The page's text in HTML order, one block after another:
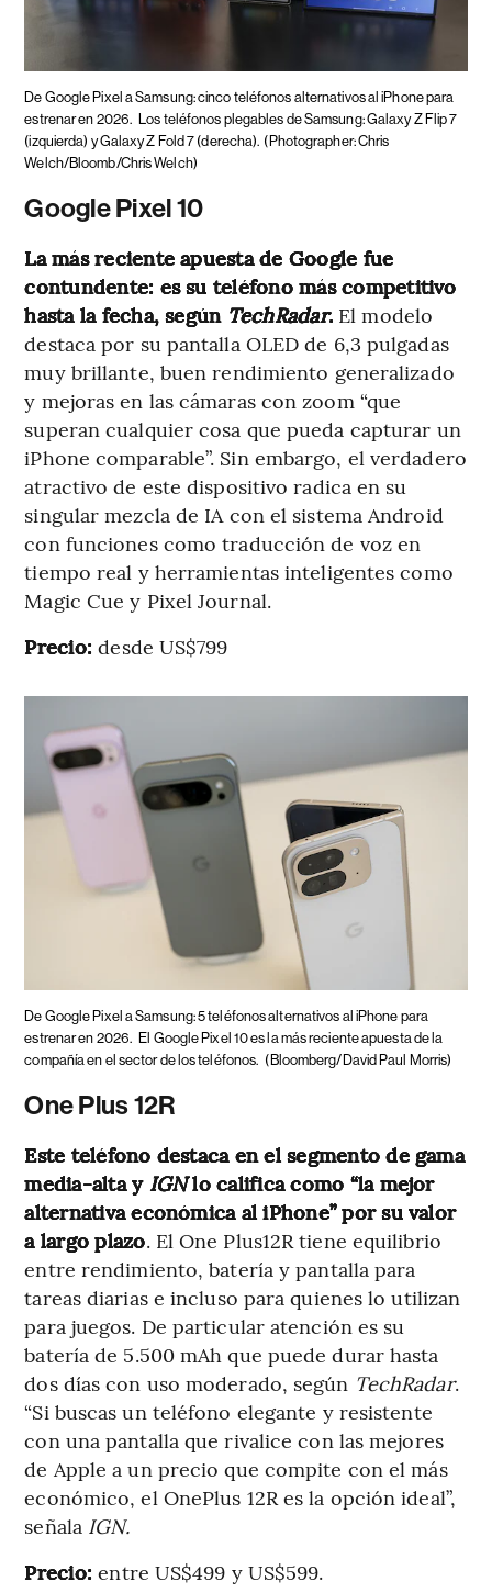
De Google Pixel a Samsung: cinco teléfonos alternativos al iPhone para
estrenar en 2026. Los teléfonos plegables de Samsung: Galaxy Z Flip 7
(izquierda) y Galaxy Z Fold 7 (derecha). (Photographer: Chris
Welch/Bloomb/Chris Welch)
Google Pixel 10
La más reciente apuesta de Google fue
contundente: es su teléfono más competitivo
hasta la fecha, según TechRadar. El modelo
destaca por su pantalla OLED de 6,3 pulgadas
muy brillante, buen rendimiento generalizado
y mejoras en las cámaras con zoom “que
superan cualquier cosa que pueda capturar un
iPhone comparable”. Sin embargo, el verdadero
atractivo de este dispositivo radica en su
singular mezcla de IA con el sistema Android
con funciones como traducción de voz en
tiempo real y herramientas inteligentes como
Magic Cue y Pixel Journal.
Precio:desde US$799
De Google Pixel a Samsung: 5 teléfonos alternativos al iPhone para
estrenar en 2026. El Google Pixel 10 es la más reciente apuesta de la
compañía en el sector de los teléfonos. (Bloomberg/David Paul Morris)
One Plus 12R
Este teléfono destaca en el segmento de gama
media-alta y IGNlo califica como “la mejor
alternativa económica al iPhone” por su valor
a largo plazo. El One Plus12R tiene equilibrio
entre rendimiento, batería y pantalla para
tareas diarias e incluso para quienes lo utilizan
para juegos. De particular atención es su
batería de 5.500 mAh que puede durar hasta
dos días con uso moderado, según TechRadar.
“Si buscas un teléfono elegante y resistente
con una pantalla que rivalice con las mejores
de Apple a un precio que compite con el más
económico, el OnePlus 12R es la opción ideal”,
señala IGN.
Precio:entre US$499 y US$599.